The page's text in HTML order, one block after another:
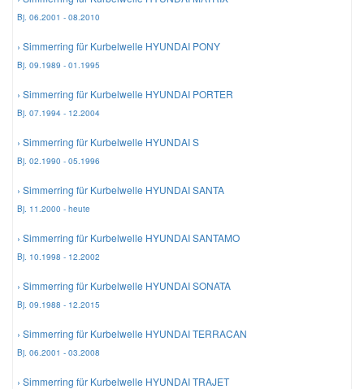
Bj. 06.2001 - 08.2010
› Simmerring für Kurbelwelle HYUNDAI PONY
Bj. 09.1989 - 01.1995
› Simmerring für Kurbelwelle HYUNDAI PORTER
Bj. 07.1994 - 12.2004
› Simmerring für Kurbelwelle HYUNDAI S
Bj. 02.1990 - 05.1996
› Simmerring für Kurbelwelle HYUNDAI SANTA
Bj. 11.2000 - heute
› Simmerring für Kurbelwelle HYUNDAI SANTAMO
Bj. 10.1998 - 12.2002
› Simmerring für Kurbelwelle HYUNDAI SONATA
Bj. 09.1988 - 12.2015
› Simmerring für Kurbelwelle HYUNDAI TERRACAN
Bj. 06.2001 - 03.2008
› Simmerring für Kurbelwelle HYUNDAI TRAJET